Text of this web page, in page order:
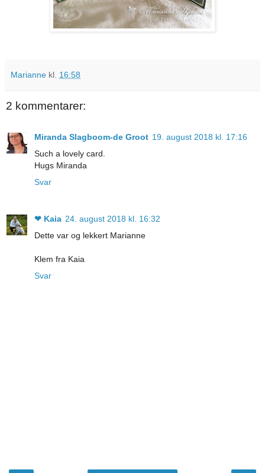
Marianne kl. 16:58
2 kommentarer:
Miranda Slagboom-de Groot 19. august 2018 kl. 17:16
Such a lovely card.
Hugs Miranda
Svar
❤ Kaia 24. august 2018 kl. 16:32
Dette var og lekkert Marianne
Klem fra Kaia
Svar